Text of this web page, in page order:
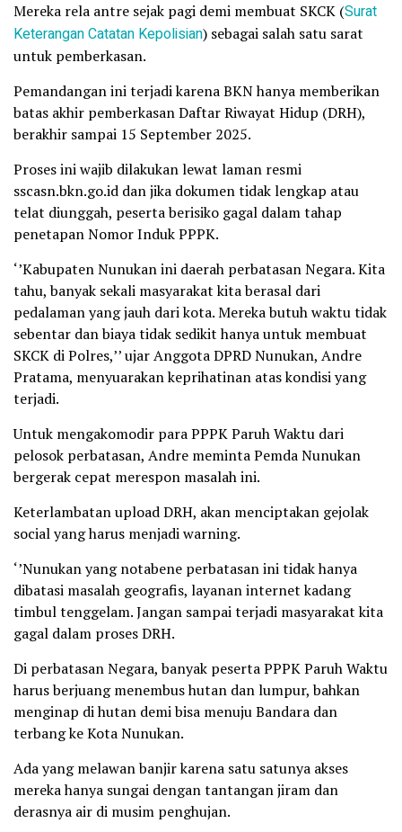
Mereka rela antre sejak pagi demi membuat SKCK (Surat
Keterangan Catatan Kepolisian) sebagai salah satu sarat
untuk pemberkasan.
Pemandangan ini terjadi karena BKN hanya memberikan
batas akhir pemberkasan Daftar Riwayat Hidup (DRH),
berakhir sampai 15 September 2025.
Proses ini wajib dilakukan lewat laman resmi
sscasn.bkn.go.id dan jika dokumen tidak lengkap atau
telat diunggah, peserta berisiko gagal dalam tahap
penetapan Nomor Induk PPPK.
‘’Kabupaten Nunukan ini daerah perbatasan Negara. Kita
tahu, banyak sekali masyarakat kita berasal dari
pedalaman yang jauh dari kota. Mereka butuh waktu tidak
sebentar dan biaya tidak sedikit hanya untuk membuat
SKCK di Polres,’’ ujar Anggota DPRD Nunukan, Andre
Pratama, menyuarakan keprihatinan atas kondisi yang
terjadi.
Untuk mengakomodir para PPPK Paruh Waktu dari
pelosok perbatasan, Andre meminta Pemda Nunukan
bergerak cepat merespon masalah ini.
Keterlambatan upload DRH, akan menciptakan gejolak
social yang harus menjadi warning.
‘’Nunukan yang notabene perbatasan ini tidak hanya
dibatasi masalah geografis, layanan internet kadang
timbul tenggelam. Jangan sampai terjadi masyarakat kita
gagal dalam proses DRH.
Di perbatasan Negara, banyak peserta PPPK Paruh Waktu
harus berjuang menembus hutan dan lumpur, bahkan
menginap di hutan demi bisa menuju Bandara dan
terbang ke Kota Nunukan.
Ada yang melawan banjir karena satu satunya akses
mereka hanya sungai dengan tantangan jiram dan
derasnya air di musim penghujan.